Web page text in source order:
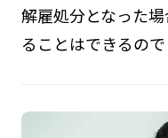
解雇処分となった
ることはできるの